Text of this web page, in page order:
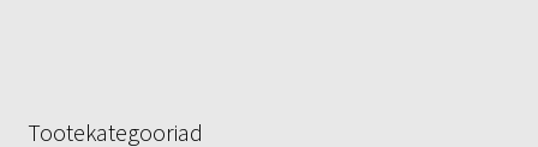
Tootekategooriad